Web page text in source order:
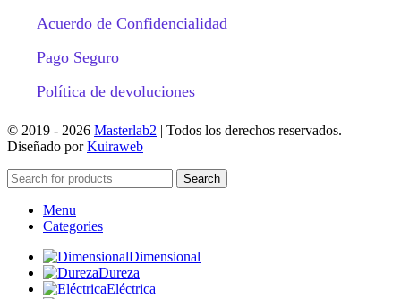
Acuerdo de Confidencialidad
Pago Seguro
Política de devoluciones
© 2019 - 2026 Masterlab2 | Todos los derechos reservados.
Diseñado porKuiraweb
Search
Menu
Categories
Dimensional
Dureza
Eléctrica